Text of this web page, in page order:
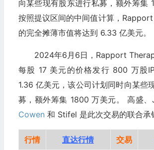
向某些现有股东进行私募，额外筹集
按照提议区间的中间值计算，
的完全摊薄市值将达到 6.33 亿美元。
2024年6月6日，Rapport
每股 17 美元的价格发行 800 万股
1.36 亿美元，该公司计划同时向某些
募，额外筹集 1800 万美元。 高盛
Cowen 和 Stifel 是此次交易的联合承
行情 直达行情 交易